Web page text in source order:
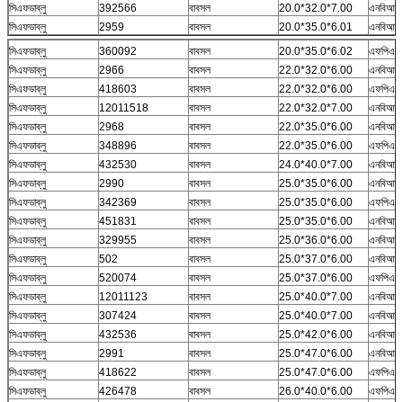
সিএফডাব্লু
392566 বাবসল 20.0*32.0*7.00
এনবিআর
সিএফডাব্লু
2959 বাবসল 20.0*35.0*6.01
এনবিআর
সিএফডাব্লু
360092 বাবসল 20.0*35.0*6.02
এফপিএম
সিএফডাব্লু
2966 বাবসল 22.0*32.0*6.00
এনবিআর
সিএফডাব্লু
418603 বাবসল 22.0*32.0*6.00
এফপিএম
সিএফডাব্লু
12011518 বাবসল 22.0*32.0*7.00
এনবিআর
সিএফডাব্লু
2968 বাবসল 22.0*35.0*6.00
এনবিআর
সিএফডাব্লু
348896 বাবসল 22.0*35.0*6.00
এফপিএম
সিএফডাব্লু
432530 বাবসল 24.0*40.0*7.00
এনবিআর
সিএফডাব্লু
2990 বাবসল 25.0*35.0*6.00
এনবিআর
সিএফডাব্লু
342369 বাবসল 25.0*35.0*6.00
এফপিএম
সিএফডাব্লু
451831 বাবসল 25.0*35.0*6.00
এনবিআর
সিএফডাব্লু
329955 বাবসল 25.0*36.0*6.00
এনবিআর
সিএফডাব্লু
502 বাবসল 25.0*37.0*6.00
এনবিআর
সিএফডাব্লু
520074 বাবসল 25.0*37.0*6.00
এফপিএম
সিএফডাব্লু
12011123 বাবসল 25.0*40.0*7.00
এনবিআর
সিএফডাব্লু
307424 বাবসল 25.0*40.0*7.00
এনবিআর
সিএফডাব্লু
432536 বাবসল 25.0*42.0*6.00
এনবিআর
সিএফডাব্লু
2991 বাবসল 25.0*47.0*6.00
এনবিআর
সিএফডাব্লু
418622 বাবসল 25.0*47.0*6.00
এফপিএম
সিএফডাব্লু
426478 বাবসল 26.0*40.0*6.00
এফপিএম